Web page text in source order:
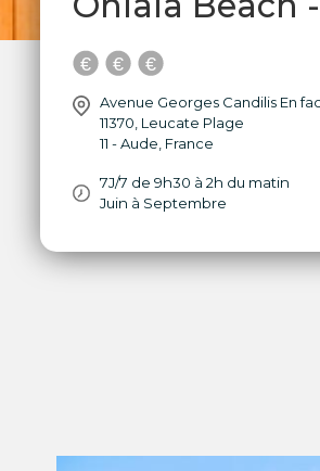
Avenue Georges Candilis En
11370 Leucate Plage
11 - Aude France
7J/7 de 9h30 à 2h du matin
Juin à Septembre